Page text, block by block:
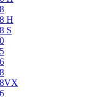
H
S